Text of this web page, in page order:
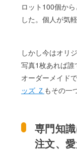
ロット100個か
した。個人が気
しかし今はオリ
写真1枚あれば
オーダーメイド
ッズ Ｚ もその一
専門知
注文、